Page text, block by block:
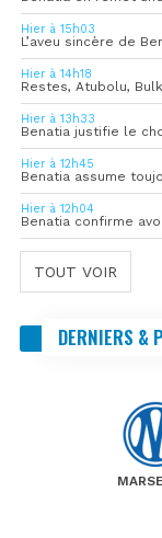
Hier à 15h03
L’aveu sincère de
Hier à 14h18
Hier à 13h33
Benatia justifie le
Hier à 12h45
Benatia assume
Hier à 12h04
Benatia confirme
TOUT VOIR
DERNIERS &